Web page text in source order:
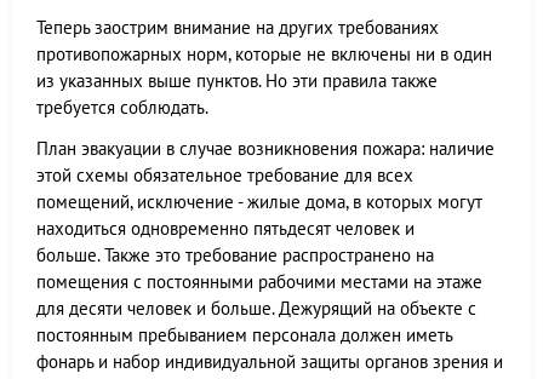
Теперь заострим внимание на других требованиях
противопожарных норм, которые не включены ни в один
из указанных выше пунктов. Но эти правила также
требуется соблюдать.
План эвакуации в случае возникновения пожара: наличие
этой схемы обязательное требование для всех
помещений, исключение - жилые дома, в которых могут
находиться одновременно пятьдесят человек и
больше. Также это требование распространено на
помещения с постоянными рабочими местами на этаже
для десяти человек и больше. Дежурящий на объекте с
постоянным пребыванием персонала должен иметь
фонарь и набор индивидуальной защиты органов зрения и